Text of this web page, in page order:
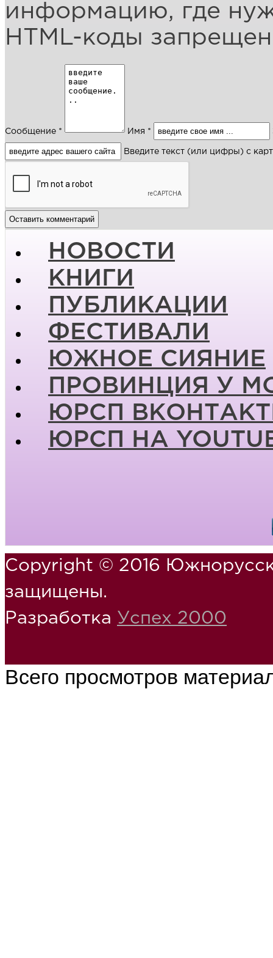
информацию, где
HTML-коды
Сообщение * Имя *
Введите текст (или цифры) с
НОВОСТИ
КНИГИ
ПУБЛИКАЦИИ
ФЕСТИВАЛИ
ЮЖНОЕ СИЯНИЕ
ПРОВИНЦИЯ У
ЮРСП
ЮРСП НА
Copyright © 2016
защищены.
Разработка Успех 2000
Всего просмотров